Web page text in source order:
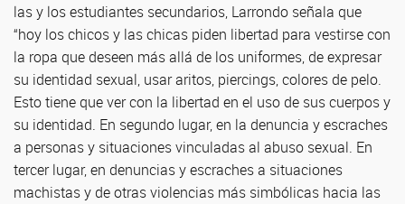
las y los estudiantes secundarios, Larrondo señala que
“hoy los chicos y las chicas piden libertad para vestirse con
la ropa que deseen más allá de los uniformes, de expresar
su identidad sexual, usar aritos, piercings, colores de pelo.
Esto tiene que ver con la libertad en el uso de sus cuerpos y
su identidad. En segundo lugar, en la denuncia y escraches
a personas y situaciones vinculadas al abuso sexual. En
tercer lugar, en denuncias y escraches a situaciones
machistas y de otras violencias más simbólicas hacia las